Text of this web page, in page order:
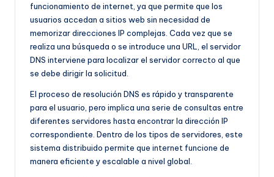
funcionamiento de internet, ya que permite que los
usuarios accedan a sitios web sin necesidad de
memorizar direcciones IP complejas. Cada vez que se
realiza una búsqueda o se introduce una URL, el servidor
DNS interviene para localizar el servidor correcto al que
se debe dirigir la solicitud.
El proceso de resolución DNS es rápido y transparente
para el usuario, pero implica una serie de consultas entre
diferentes servidores hasta encontrar la dirección IP
correspondiente. Dentro de los tipos de servidores, este
sistema distribuido permite que internet funcione de
manera eficiente y escalable a nivel global.